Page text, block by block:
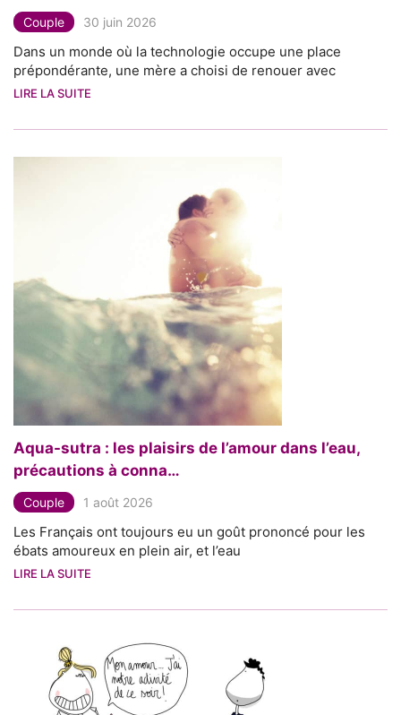
Couple 30 juin 2026
Dans un monde où la technologie occupe une place
prépondérante, une mère a choisi de renouer avec
LIRE LA SUITE
Aqua-sutra : les plaisirs de l’amour dans l’eau,
précautions à conna…
Couple 1 août 2026
Les Français ont toujours eu un goût prononcé pour les
ébats amoureux en plein air, et l’eau
LIRE LA SUITE